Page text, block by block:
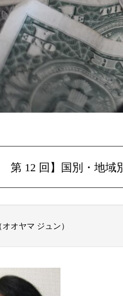
第 12 回】 国別・地域
オヤマ ジュン）